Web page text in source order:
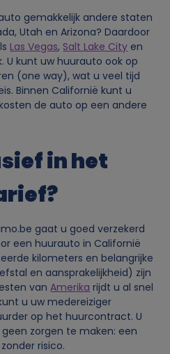
gemakkelijk andere staten
Utah en Arizona? Daardoor
Las Vegas, Salt Lake City en
U kunt uw huurauto ook op
(one way), wat u veel tijd
Binnen Californië kunt u
de auto op een andere
in het
gaat u goed verzekerd
een huurauto in Californië
kilometers en belangrijke
en aansprakelijkheid) zijn
vanAmerika rijdt u al snel
u uw medereiziger
op het huurcontract. U
zorgen te maken: een
risico.